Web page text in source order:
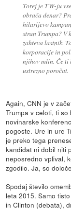
Torej je TW-ju
obrača denar?
hilarijevo
stran Trumpa? V
zahteva lastnik.
korporacije in
njihov mlin. Če ti
ustrezno poročat.
Again, CNN je v
Trumpa v celoti, ti
novinarske
pogoste. Ure in ure
je preko tega
kandidat ni dobil niti
neposredno vplival,
zgodilo. Ja, so
Spodaj število
leta 2015. Samo
in Clinton (debata),